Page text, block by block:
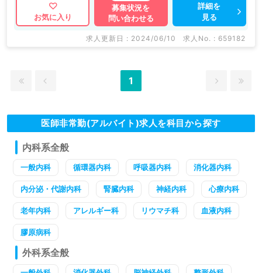
お気に入り
募集状況を
問い合わせる
詳細を
見る
求人更新日 : 2024/06/10 求人No. : 659182
1
医師非常勤(アルバイト)求人を科目から探す
内科系全般
一般内科 循環器内科 呼吸器内科 消化器内科
内分泌・代謝内科 腎臓内科 神経内科 心療内科
老年内科 アレルギー科 リウマチ科 血液内科
膠原病科
外科系全般